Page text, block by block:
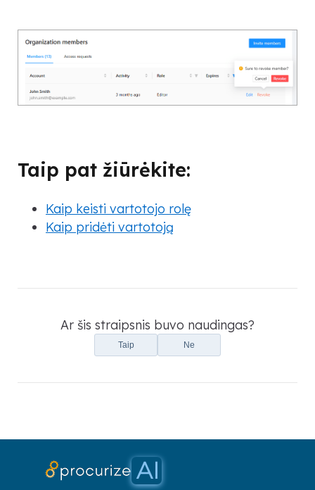
Taip pat žiūrėkite:
Kaip keisti vartotojo rolę
Kaip pridėti vartotoją
Ar šis straipsnis buvo naudingas?
Taip Ne